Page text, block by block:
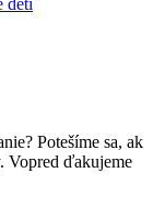
Potešíme sa, ak
Vopred ďakujeme